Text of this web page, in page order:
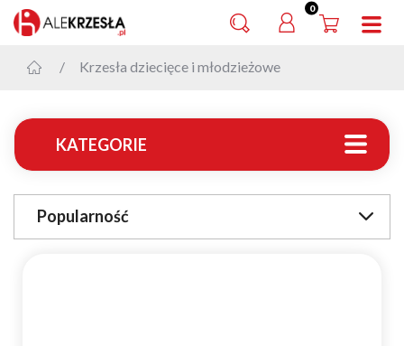
0
Krzesła dziecięce i młodzieżowe
KATEGORIE
Popularność